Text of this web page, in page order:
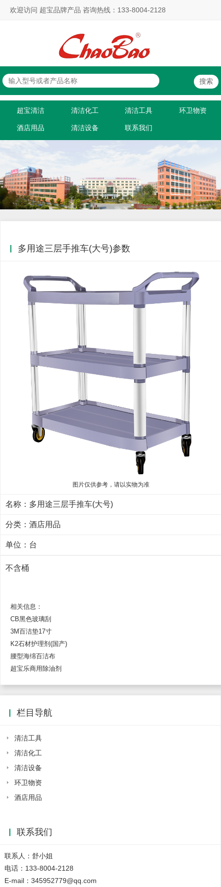
欢迎访问 超宝品牌产品 咨询热线：133-8004-2128
超宝清洁 清洁化工 清洁工具 环卫物资
酒店用品 清洁设备 联系我们
多用途三层手推车(大号)参数
图片仅供参考，请以实物为准
名称：多用途三层手推车(大号)
分类： 酒店用品
单位：台
不含桶
相关信息：
CB黑色玻璃刮
3M百洁垫17寸
K2石材护理剂(国产)
腰型海绵百洁布
超宝乐商用除油剂
栏目导航
清洁工具
清洁化工
清洁设备
环卫物资
酒店用品
联系我们
联系人：舒小姐
电话：133-8004-2128
E-mail：345952779@qq.com